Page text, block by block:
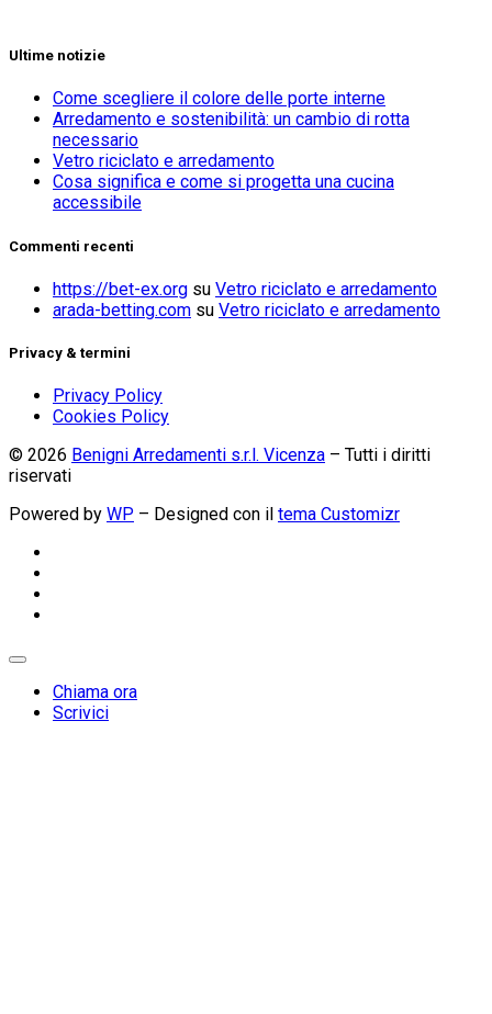
Ultime notizie
Come scegliere il colore delle porte interne
Arredamento e sostenibilità: un cambio di rotta
necessario
Vetro riciclato e arredamento
Cosa significa e come si progetta una cucina
accessibile
Commenti recenti
https://bet-ex.org su Vetro riciclato e arredamento
arada-betting.com su Vetro riciclato e arredamento
Privacy & termini
Privacy Policy
Cookies Policy
© 2026 Benigni Arredamenti s.r.l. Vicenza – Tutti i diritti
riservati
Powered by WP – Designed con il tema Customizr
Chiama ora
Scrivici